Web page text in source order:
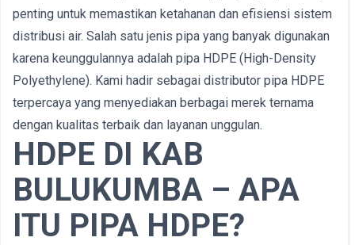
penting untuk memastikan ketahanan dan efisiensi sistem
distribusi air. Salah satu jenis pipa yang banyak digunakan
karena keunggulannya adalah pipa HDPE (High-Density
Polyethylene). Kami hadir sebagai distributor pipa HDPE
terpercaya yang menyediakan berbagai merek ternama
dengan kualitas terbaik dan layanan unggulan.
HDPE DI KAB
BULUKUMBA – APA
ITU PIPA HDPE?